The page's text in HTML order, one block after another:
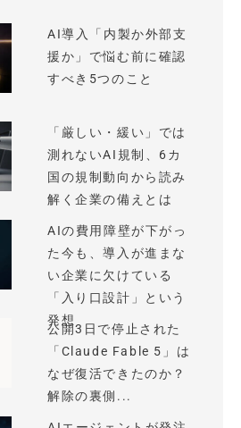
AI導入「内製か外部支
援か」で悩む前に確認
すべき5つのこと
「厳しい・緩い」では
測れないAI規制、6カ
国の規制動向から読み
解く企業の備えとは
AIの費用障壁が下がっ
た今も、導入が進まな
い企業に欠けている
「入り口設計」という
発想
公開3日で停止された
「Claude Fable 5」は
なぜ復活できたのか？
解除の裏側...